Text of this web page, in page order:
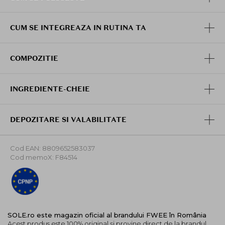
CUM SE INTEGREAZA IN RUTINA TA
COMPOZITIE
INGREDIENTE-CHEIE
DEPOZITARE SI VALABILITATE
Cod EAN: 8809652583037
Cod memoX: F84514
SOLE.ro este magazin oficial al brandului FWEE în România
Acest produs este 100% original și provine direct de la brandul